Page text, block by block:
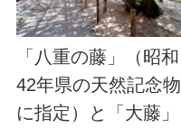
「八重の藤」（昭和
42年県の天然記念物
に指定）と「大藤」